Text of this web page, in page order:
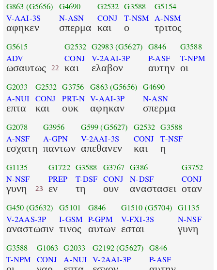
G863 (G5656)
V-AAI-3S
αφηκεν
G4690
N-ASN
σπερμα
G2532
CONJ
και
G3588
T-NSM
ο
G5154
A-NSM
τριτος
G5615
ADV
ωσαυτως 22
G2532
CONJ
και
G2983 (G5627)
V-2AAI-3P
ελαβον
G846
P-ASF
αυτην
G3588
T-NPM
οι
G2033
A-NUI
επτα
G2532
CONJ
και
G3756
PRT-N
ουκ
G863 (G5656)
V-AAI-3P
αφηκαν
G4690
N-ASN
σπερμα
G2078
A-NSF
εσχατη
G3956
A-GPN
παντων
G599 (G5627)
V-2AAI-3S
απεθανεν
G2532
CONJ
και
G3588
T-NSF
η
G1135
N-NSF
γυνη 23
G1722
PREP
εν
G3588
T-DSF
τη
G3767
CONJ
ουν
G386
N-DSF
αναστασει
G3752
CONJ
οταν
G450 (G5632)
V-2AAS-3P
αναστωσιν
G5101
I-GSM
τινος
G846
P-GPM
αυτων
G1510 (G5704)
V-FXI-3S
εσται
G1135
N-NSF
γυνη
G3588
T-NPM
G1063
CONJ
G2033
A-NUI
G2192(G5627)
V-2AAI-3P
G846
P-ASF